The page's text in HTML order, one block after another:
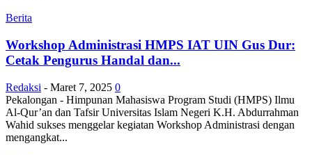
Berita
Workshop Administrasi HMPS IAT UIN Gus Dur:
Cetak Pengurus Handal dan...
Redaksi - Maret 7, 2025 0
Pekalongan - Himpunan Mahasiswa Program Studi (HMPS) Ilmu
Al-Qur’an dan Tafsir Universitas Islam Negeri K.H. Abdurrahman
Wahid sukses menggelar kegiatan Workshop Administrasi dengan
mengangkat...